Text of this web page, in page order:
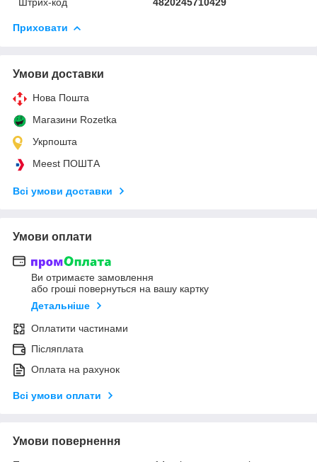
Приховати
Умови доставки
Нова Пошта
Магазини Rozetka
Укрпошта
Meest ПОШТА
Всі умови доставки
Умови оплати
Ви отримаєте замовлення
або гроші повернуться на вашу картку
Детальніше
Оплатити частинами
Післяплата
Оплата на рахунок
Всі умови оплати
Умови повернення